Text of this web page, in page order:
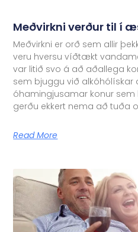
Meðvirkni verður til í
Meðvirkni er orð sem allir
veru hversu víðtækt
var litið svo á að aðallega
sem bjuggu við
óhamingjusamar konur sem
gerðu ekkert nema að tuða
Read More